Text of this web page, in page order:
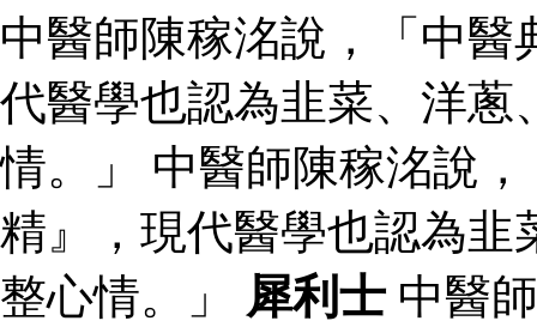
中醫師陳稼洺說，「中
代醫學也認為韭菜、洋蔥
情。」 中醫師陳稼洺說
精』，現代醫學也認為韭
整心情。」 犀利士 中醫